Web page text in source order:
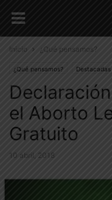
Inicio ¿Qué pensamos?
¿Qué pensamos? Destacadas
Géneros | Disidencias Sexuales
el Aborto
Gratuito
10 abril, 2018